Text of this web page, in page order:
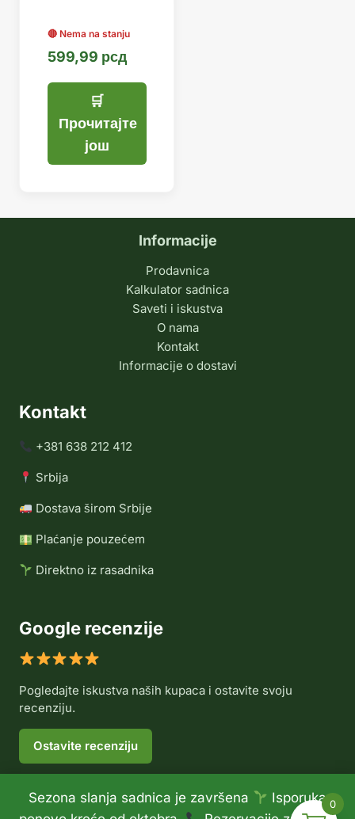
Sezona slanja sadnica je završena
Isporuka
599,99 рсд
Прочитајте
још
Informacije
Prodavnica
Kalkulator sadnica
Saveti i iskustva
O nama
Kontakt
Informacije o dostavi
Kontakt
+381 638 212 412
Srbija
Dostava širom Srbije
Plaćanje pouzećem
Direktno iz rasadnika
Google recenzije
Pogledajte iskustva naših kupaca i ostavite svoju
recenziju.
Ostavite recenziju
0